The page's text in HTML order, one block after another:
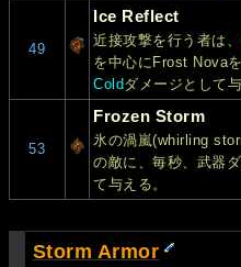
49
Ice Reflect
近接攻撃を行う者は、
を中心にFrost Nova
Coldダメージとして与
53
Frozen Storm
氷の渦嵐(whirling
の敵に、毎秒、武器
て与える。
Storm Armor